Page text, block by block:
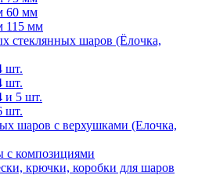
60 мм
115 мм
стеклянных шаров (Ёлочка,
шт.
шт.
и 5 шт.
шт.
шаров с верхушками (Елочка,
с композициями
крючки, коробки для шаров